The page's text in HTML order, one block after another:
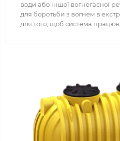
води або іншої вогнегасної
для боротьби з вогнем в
для того, щоб система